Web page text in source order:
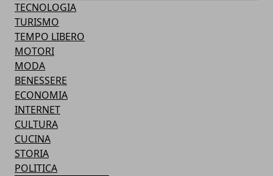
TECNOLOGIA
TURISMO
TEMPO LIBERO
MOTORI
MODA
BENESSERE
ECONOMIA
INTERNET
CULTURA
CUCINA
STORIA
POLITICA